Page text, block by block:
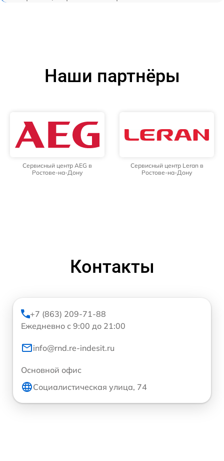
Наши партнёры
Сервисный центр AEG в
Ростове-на-Дону
Сервисный центр Leran в
Ростове-на-Дону
Контакты
+7 (863) 209-71-88
Ежедневно с 9:00 до 21:00
info@rnd.re-indesit.ru
Основной офис
Социалистическая улица, 74